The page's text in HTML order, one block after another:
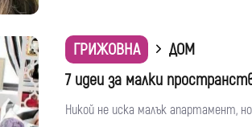
ГРИЖОВНА
ДОМ
7 идеи за малки
Никой не иска малък апартамент,